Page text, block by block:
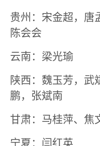
贵州：宋金超，唐
陈会会
云南：梁光瑜
陕西：魏玉芳，武
鹏，张斌南
甘肃：马桂萍、焦
宁夏：闫红英